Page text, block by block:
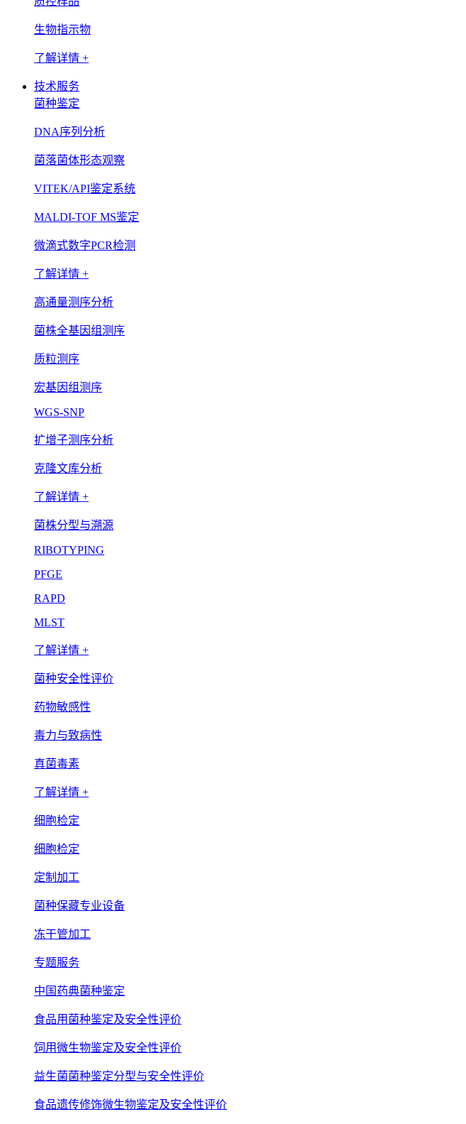
生物指示物
了解详情 +
技术服务
菌种鉴定
DNA序列分析
菌落菌体形态观察
VITEK/API鉴定系统
MALDI-TOF MS鉴定
微滴式数字PCR检测
了解详情 +
高通量测序分析
菌株全基因组测序
质粒测序
宏基因组测序
WGS-SNP
扩增子测序分析
克隆文库分析
了解详情 +
菌株分型与溯源
RIBOTYPING
PFGE
RAPD
MLST
了解详情 +
菌种安全性评价
药物敏感性
毒力与致病性
真菌毒素
了解详情 +
细胞检定
细胞检定
定制加工
菌种保藏专业设备
冻干管加工
专题服务
中国药典菌种鉴定
食品用菌种鉴定及安全性评价
饲用微生物鉴定及安全性评价
益生菌菌种鉴定分型与安全性评价
食品遗传修饰微生物鉴定及安全性评价